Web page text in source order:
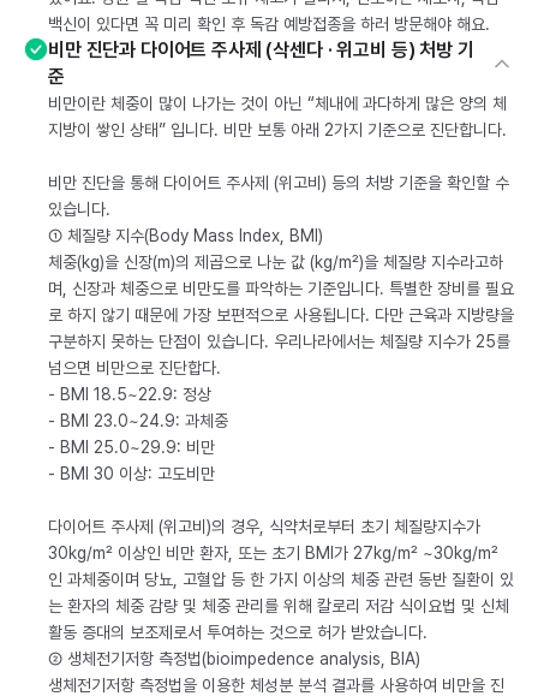
백신이 있다면 꼭 미리 확인 후 독감 예방접종을 하러 방문해야 해요.
비만 진단과 다이어트 주사제 (삭센다 · 위고비 등) 처방 기
준
비만이란 체중이 많이 나가는 것이 아닌 “체내에 과다하게 많은 양의 체
지방이 쌓인 상태” 입니다. 비만 보통 아래 2가지 기준으로 진단합니다.
비만 진단을 통해 다이어트 주사제 (위고비) 등의 처방 기준을 확인할 수
있습니다.
① 체질량 지수(Body Mass Index, BMI)
체중(kg)을 신장(m)의 제곱으로 나눈 값 (kg/m²)을 체질량 지수라고하
며, 신장과 체중으로 비만도를 파악하는 기준입니다. 특별한 장비를 필요
로 하지 않기 때문에 가장 보편적으로 사용됩니다. 다만 근육과 지방량을
구분하지 못하는 단점이 있습니다. 우리나라에서는 체질량 지수가 25를
넘으면 비만으로 진단합다.
- BMI 18.5~22.9: 정상
- BMI 23.0~24.9: 과체중
- BMI 25.0~29.9: 비만
- BMI 30 이상: 고도비만
다이어트 주사제 (위고비)의 경우, 식약처로부터 초기 체질량지수가
30kg/m² 이상인 비만 환자, 또는 초기 BMI가 27kg/m² ~30kg/m²
인 과체중이며 당뇨, 고혈압 등 한 가지 이상의 체중 관련 동반 질환이 있
는 환자의 체중 감량 및 체중 관리를 위해 칼로리 저감 식이요법 및 신체
활동 증대의 보조제로서 투여하는 것으로 허가 받았습니다.
② 생체전기저항 측정법(bioimpedence analysis, BIA)
생체전기저항 측정법을 이용한 체성분 분석 결과를 사용하여 비만을 진